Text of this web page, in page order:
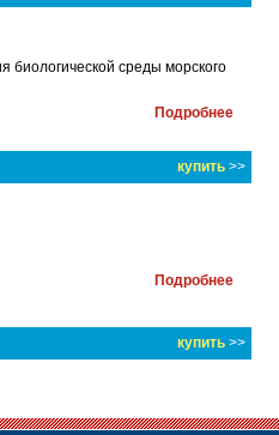
среды морского
Подробнее
купить >>
Подробнее
купить >>